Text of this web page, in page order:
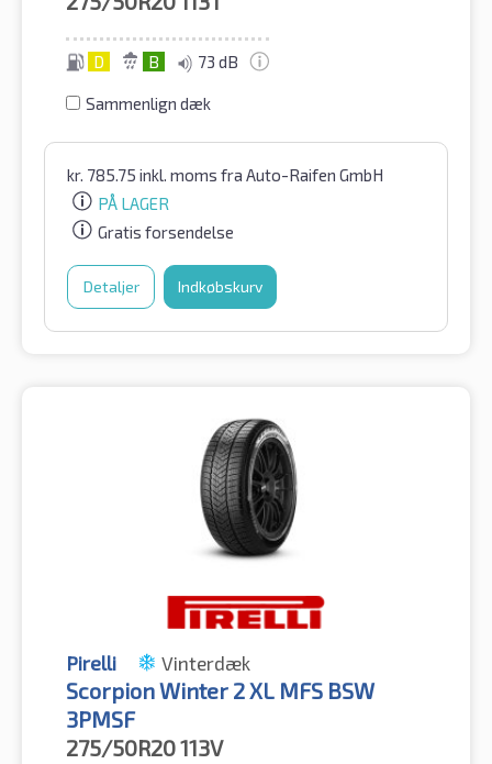
D B 73 dB
Sammenlign dæk
kr. 785.75 inkl. moms fra Auto-Raifen GmbH
PÅ LAGER
Gratis forsendelse
Detaljer Indkøbskurv
Pirelli Vinterdæk
Scorpion Winter 2 XL MFS BSW
3PMSF
275/50R20113V